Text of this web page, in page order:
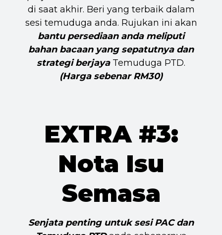
di saat akhir. Beri yang terbaik dalam
sesi temuduga anda. Rujukan ini akan
bantu persediaan anda meliputi
bahan bacaan yang sepatutnya dan
strategi berjayaTemuduga PTD.
(Harga sebenar RM30)
EXTRA #3:
Nota Isu
Semasa
Senjata penting untuk sesi PAC dan